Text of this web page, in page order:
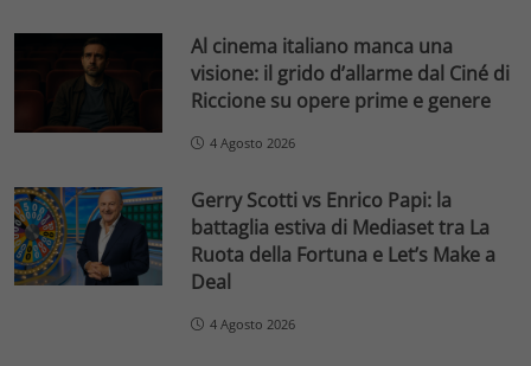
Al cinema italiano manca una
visione: il grido d’allarme dal Ciné di
Riccione su opere prime e genere
4 Agosto 2026
Gerry Scotti vs Enrico Papi: la
battaglia estiva di Mediaset tra La
Ruota della Fortuna e Let’s Make a
Deal
4 Agosto 2026